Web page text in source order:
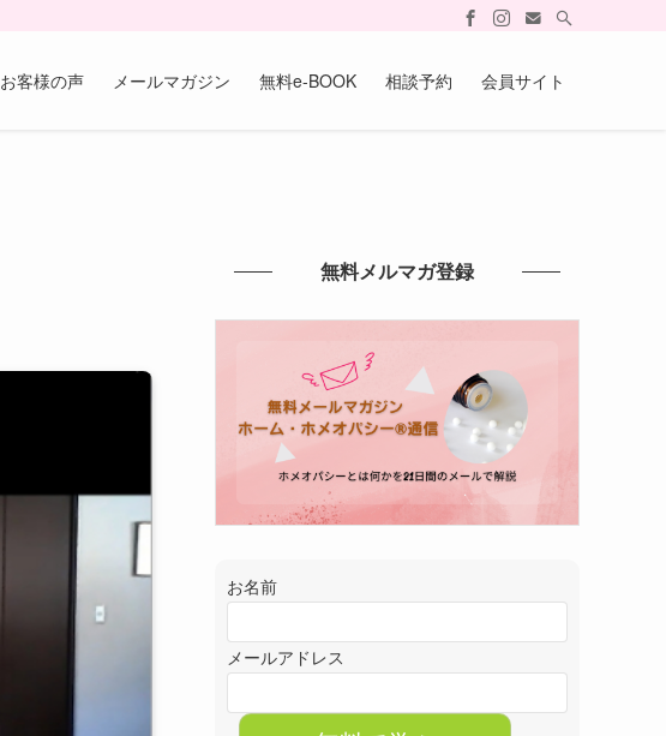
お客様の声 メールマガジン 無料e-BOOK 相談予約 会員サイト
無料メルマガ登録
お名前
メールアドレス